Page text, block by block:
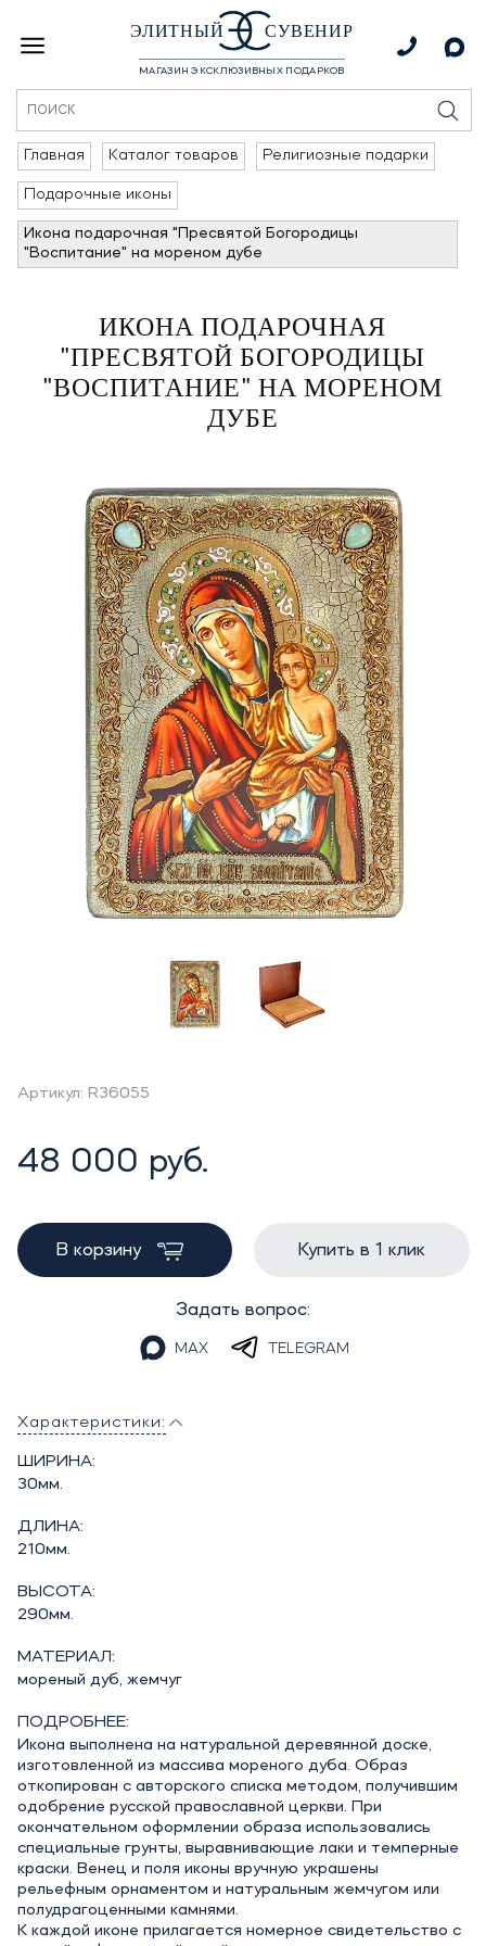
ЭЛИТНЫЙ СУВЕНИР
МАГАЗИН ЭКСКЛЮЗИВНЫХ ПОДАРКОВ
Главная Каталог товаров Религиозные подарки
Подарочные иконы
Икона подарочная "Пресвятой Богородицы
"Воспитание" на мореном дубе
ИКОНА ПОДАРОЧНАЯ
"ПРЕСВЯТОЙ БОГОРОДИЦЫ
"ВОСПИТАНИЕ" НА МОРЕНОМ
ДУБЕ
Артикул: R36055
48 000 руб.
В корзину Купить в 1 клик
Задать вопрос:
MAX TELEGRAM
Характеристики:
ШИРИНА:
30мм.
ДЛИНА:
210мм.
ВЫСОТА:
290мм.
МАТЕРИАЛ:
мореный дуб, жемчуг
ПОДРОБНЕЕ:
Икона выполнена на натуральной деревянной доске,
изготовленной из массива мореного дуба. Образ
откопирован с авторского списка методом, получившим
одобрение русской православной церкви. При
окончательном оформлении образа использовались
специальные грунты, выравнивающие лаки и темперные
краски. Венец и поля иконы вручную украшены
рельефным орнаментом и натуральным жемчугом или
полудрагоценными камнями.
К каждой иконе прилагается номерное свидетельство с